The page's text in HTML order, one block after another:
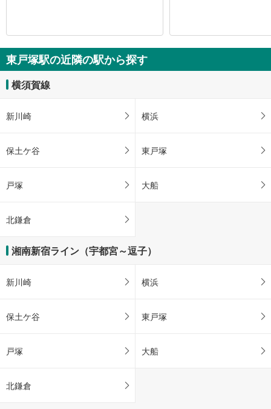
東戸塚駅の近隣の駅から探す
横須賀線
新川崎 横浜
保土ケ谷 東戸塚
戸塚 大船
北鎌倉
湘南新宿ライン（宇都宮～逗子）
新川崎 横浜
保土ケ谷 東戸塚
戸塚 大船
北鎌倉